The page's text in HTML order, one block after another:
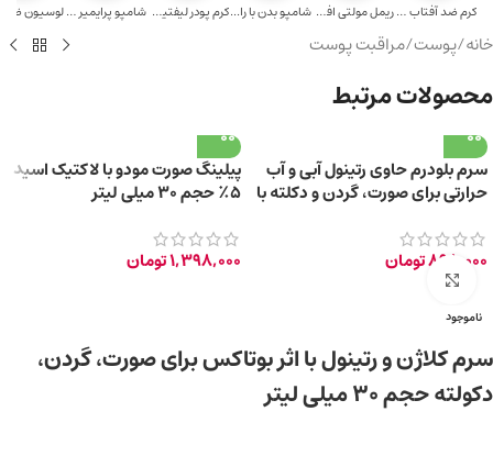
کرم ضد آفتاب حا... ریمل مولتی افکت... شامپو بدن با را... کرم پودر لیفتین... شامپو پرایمیر پ...
خانه/پوست/مراقبت پوست
محصولات مرتبط
سرم بلودرم حاوی رتینول آبی و آب
حرارتی برای صورت، گردن و دکلته با
898,000تومان
پیلینگ صورت مودو با لاکتیک اسید
۵٪ حجم ۳۰ میلی لیتر
1,398,000تومان
ناموجود
برای بزرگ‌نمایی کلیک کنید
سرم کلاژن و رتینول با اثر بوتاکس برای صورت، گردن،
دکولته حجم ۳۰ میلی لیتر